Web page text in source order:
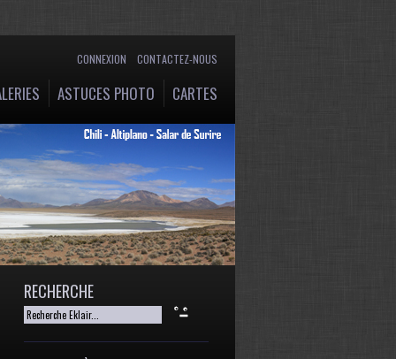
CONNEXION CONTACTEZ-NOUS
ASTUCES PHOTO CARTES
RECHERCHE